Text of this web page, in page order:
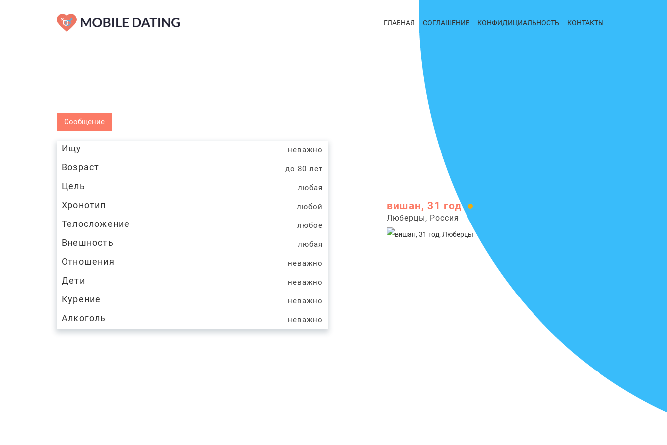
ГЛАВНАЯ СОГЛАШЕНИЕ КОНФИДИЦИАЛЬНОСТЬ КОНТАКТЫ
Сообщение
Ищу неважно
Возраст до 80 лет
Цель любая
Хронотип любой
Телосложение любое
Внешность любая
Отношения неважно
Дети неважно
Курение неважно
Алкоголь неважно
вишан, 31 год
Люберцы, Россия